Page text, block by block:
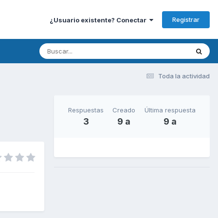
¿Usuario existente? Conectar Registrar
Toda la actividad
Respuestas
3
Creado
9 a
Última respuesta
9 a